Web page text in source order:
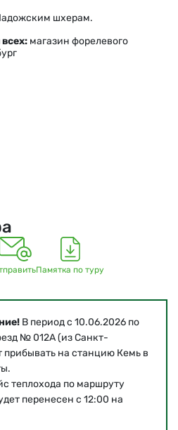
шхерам.
магазин форелевого
Памятка по туру
В период с 10.06.2026 по
№ 012А (из Санкт-
прибывать на станцию Кемь в
теплохода по маршруту
перенесен с 12:00 на